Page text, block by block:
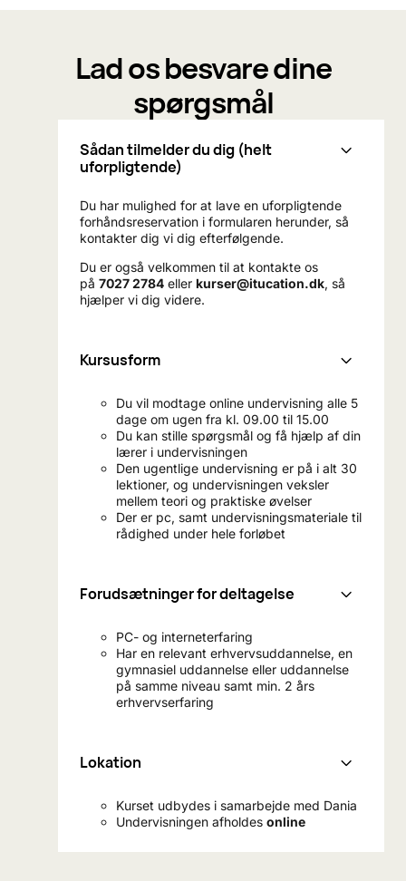
Lad os besvare dine
spørgsmål
Sådan tilmelder du dig (helt
uforpligtende)
Du har mulighed for at lave en uforpligtende
forhåndsreservation i formularen herunder, så
kontakter dig vi dig efterfølgende.
Du er også velkommen til at kontakte os
på 7027 2784 eller kurser@itucation.dk, så
hjælper vi dig videre.
Kursusform
Du vil modtage online undervisning alle 5
dage om ugen fra kl. 09.00 til 15.00
Du kan stille spørgsmål og få hjælp af din
lærer i undervisningen
Den ugentlige undervisning er på i alt 30
lektioner, og undervisningen veksler
mellem teori og praktiske øvelser
Der er pc, samt undervisningsmateriale til
rådighed under hele forløbet
Forudsætninger for deltagelse
PC- og interneterfaring
Har en relevant erhvervsuddannelse, en
gymnasiel uddannelse eller uddannelse
på samme niveau samt min. 2 års
erhvervserfaring
Lokation
Kurset udbydes i samarbejde med Dania
Undervisningen afholdes online